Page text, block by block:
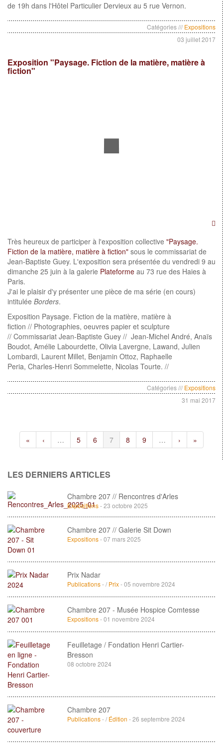
de 19h dans l'Hôtel Particulier Dervieux au 5 rue Vernon.
Catégories ///Expositions
03 juillet 2017
Exposition "Paysage. Fiction de la matière, matière à
fiction"
Très heureux de participer à l'exposition collective "Paysage.
Fiction de la matière, matière à fiction" sous le commissariat de
Jean-Baptiste Guey. L'exposition sera présentée du vendredi 9 au
dimanche 25 juin à la galerie Plateforme au 73 rue des Haies à
Paris.
J'ai le plaisir d'y présenter une pièce de ma série (en cours)
intitulée Borders.
Exposition Paysage. Fiction de la matière, matière à
fiction // Photographies, oeuvres papier et sculpture
// Commissariat Jean-Baptiste Guey // Jean-Michel André, Anaïs
Boudot, Amélie Labourdette, Olivia Lavergne, Lawand, Julien
Lombardi, Laurent Millet, Benjamin Ottoz, Raphaelle
Peria, Charles-Henri Sommelette, Nicolas Tourte. //
Catégories ///Expositions
31 mai 2017
« ‹ … 5 6 7 8 9 … › »
LES DERNIERS ARTICLES
Chambre 207 // Rencontres d'Arles
Expositions- 23 octobre 2025
Chambre 207 // Galerie Sit Down
Expositions- 07 mars 2025
Prix Nadar
Publications- /Prix- 05 novembre 2024
Chambre 207 - Musée Hospice Comtesse
Expositions- 01 novembre 2024
Feuilletage / Fondation Henri Cartier-
Bresson
08 octobre 2024
Chambre 207
Publications- /Édition - 26 septembre 2024